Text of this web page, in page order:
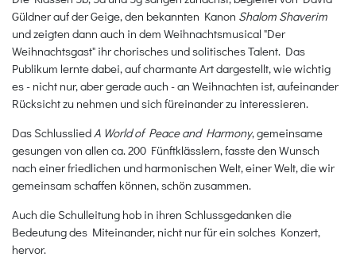
Güldner auf der Geige, den bekannten Kanon Shalom Shaverim
und zeigten dann auch in dem Weihnachtsmusical "Der
Weihnachtsgast" ihr chorisches und solitisches Talent. Das
Publikum lernte dabei, auf charmante Art dargestellt, wie wichtig
es - nicht nur, aber gerade auch - an Weihnachten ist, aufeinander
Rücksicht zu nehmen und sich füreinander zu interessieren.
Das Schlusslied A World of Peace and Harmony, gemeinsame
gesungen von allen ca. 200 Fünftklässlern, fasste den Wunsch
nach einer friedlichen und harmonischen Welt, einer Welt, die wir
gemeinsam schaffen können, schön zusammen.
Auch die Schulleitung hob in ihren Schlussgedanken die
Bedeutung des Miteinander, nicht nur für ein solches Konzert,
hervor.